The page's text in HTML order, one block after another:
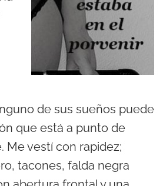
de sus sueños puede
que está a punto de
Me vestí con rapidez;
tacones, falda negra